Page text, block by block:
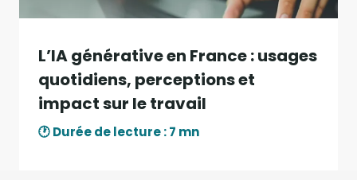
L’IA générative en France : usages
quotidiens, perceptions et
impact sur le travail